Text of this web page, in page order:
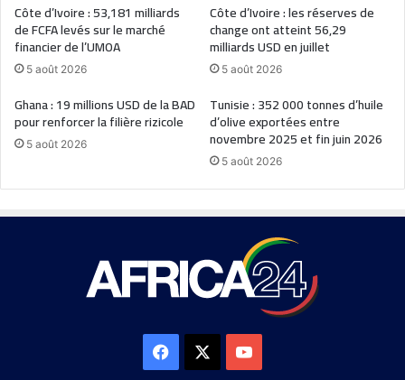
Côte d’Ivoire : 53,181 milliards
de FCFA levés sur le marché
financier de l’UMOA
5 août 2026
Côte d’Ivoire : les réserves de
change ont atteint 56,29
milliards USD en juillet
5 août 2026
Ghana : 19 millions USD de la BAD
pour renforcer la filière rizicole
5 août 2026
Tunisie : 352 000 tonnes d’huile
d’olive exportées entre
novembre 2025 et fin juin 2026
5 août 2026